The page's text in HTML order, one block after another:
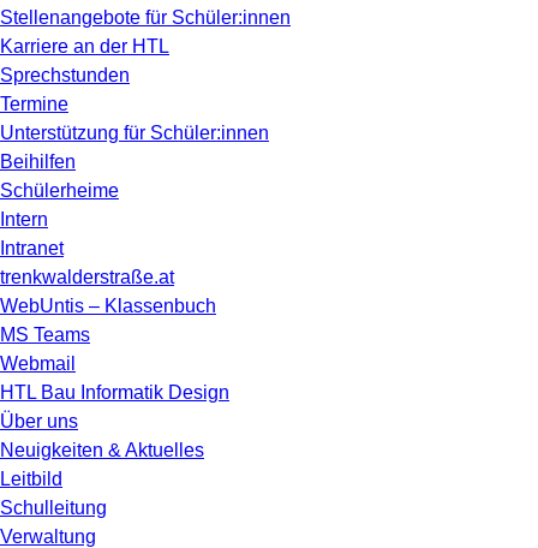
Stellenangebote für Schüler:innen
Karriere an der HTL
Sprechstunden
Termine
Unterstützung für Schüler:innen
Beihilfen
Schülerheime
Intern
Intranet
trenkwalderstraße.at
WebUntis – Klassenbuch
MS Teams
Webmail
HTL Bau Informatik Design
Über uns
Neuigkeiten & Aktuelles
Leitbild
Schulleitung
Verwaltung